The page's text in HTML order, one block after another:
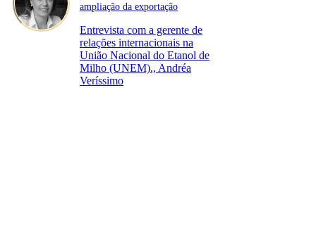
ampliação da exportação
Entrevista com a gerente de
relações internacionais na
União Nacional do Etanol de
Milho (UNEM)., Andréa
Veríssimo